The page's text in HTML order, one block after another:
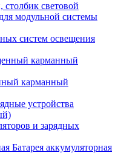
световой
модульной системы
систем освещения
карманный
устройства
и зарядных
Батарея аккумуляторная